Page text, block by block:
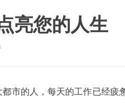
亮您的人生
都市的人，每天的工作已经疲